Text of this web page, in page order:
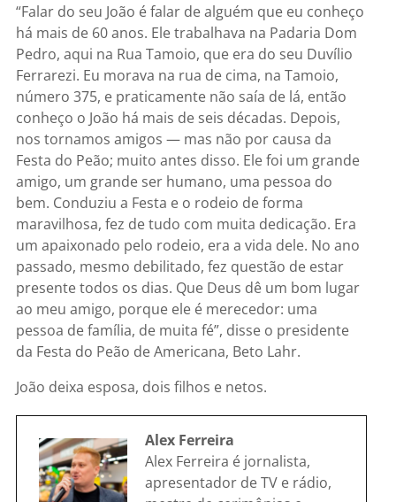
“Falar do seu João é falar de alguém que eu conheço
há mais de 60 anos. Ele trabalhava na Padaria Dom
Pedro, aqui na Rua Tamoio, que era do seu Duvílio
Ferrarezi. Eu morava na rua de cima, na Tamoio,
número 375, e praticamente não saía de lá, então
conheço o João há mais de seis décadas. Depois,
nos tornamos amigos — mas não por causa da
Festa do Peão; muito antes disso. Ele foi um grande
amigo, um grande ser humano, uma pessoa do
bem. Conduziu a Festa e o rodeio de forma
maravilhosa, fez de tudo com muita dedicação. Era
um apaixonado pelo rodeio, era a vida dele. No ano
passado, mesmo debilitado, fez questão de estar
presente todos os dias. Que Deus dê um bom lugar
ao meu amigo, porque ele é merecedor: uma
pessoa de família, de muita fé”, disse o presidente
da Festa do Peão de Americana, Beto Lahr.
João deixa esposa, dois filhos e netos.
Alex Ferreira
Alex Ferreira é jornalista,
apresentador de TV e rádio,